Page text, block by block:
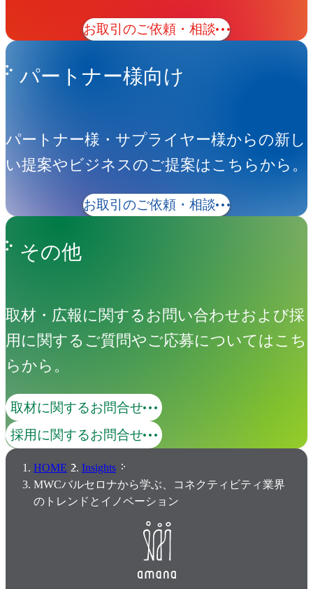
お取引のご依頼・相談
パートナー様向け
パートナー様・サプライヤー様からの新し
い提案やビジネスのご提案はこちらから。
お取引のご依頼・相談
その他
取材・広報に関するお問い合わせおよび採
用に関するご質問やご応募についてはこち
らから。
取材に関するお問合せ
採用に関するお問合せ
HOME
Insights
MWCバルセロナから学ぶ、コネクティビティ業界
のトレンドとイノベーション